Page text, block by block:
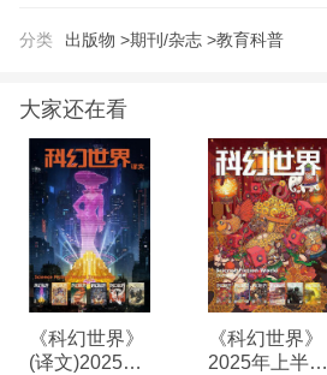
分类 出版物 >期刊/杂志 >教育科普
大家还在看
《科幻世界》
(译文)2025年
《科幻世界》
2025年上半年